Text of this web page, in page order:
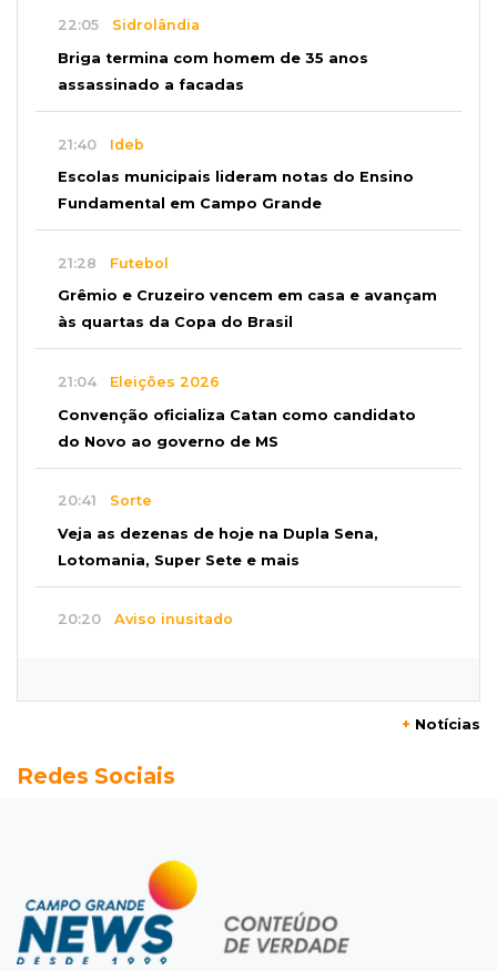
22:05 Sidrolândia
Briga termina com homem de 35 anos
assassinado a facadas
21:40 Ideb
Escolas municipais lideram notas do Ensino
Fundamental em Campo Grande
21:28 Futebol
Grêmio e Cruzeiro vencem em casa e avançam
às quartas da Copa do Brasil
21:04 Eleições 2026
Convenção oficializa Catan como candidato
do Novo ao governo de MS
20:41 Sorte
Veja as dezenas de hoje na Dupla Sena,
Lotomania, Super Sete e mais
20:20 Aviso inusitado
Ex-PM deixa prisão para tratamento médico 5
Feminicídio
Júri condena a 25 anos homem que atropelou
esposa em frente aos filhos
+ Notícias
Redes Sociais